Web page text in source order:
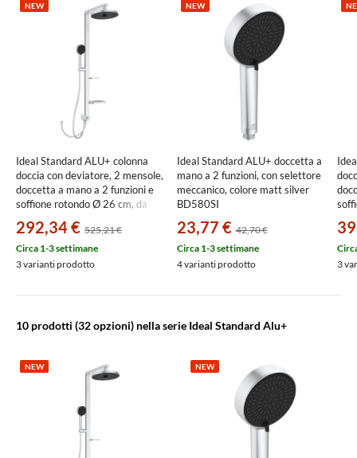
NEW
Ideal Standard ALU+ colonna
doccia con deviatore, 2 mensole,
doccetta a mano a 2 funzioni e
soffione rotondo Ø 26 cm, da
incasso o esterno, colore matt
silver BD585SI
292,34 € 525,21 €
Circa 1-3 settimane
3 varianti prodotto
NEW
Ideal Standard ALU+ doccetta a
mano a 2 funzioni, con selettore
meccanico, colore matt silver
BD580SI
23,77 € 42,70 €
Circa 1-3 settimane
4 varianti prodotto
3
10 prodotti (32 opzioni) nella serie Ideal Standard Alu+
NEW NEW